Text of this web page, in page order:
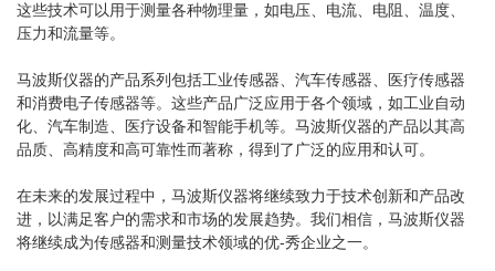
这些技术可以用于测量各种物理量，如电压、电流、电阻、温度、
压力和流量等。
马波斯仪器的产品系列包括工业传感器、汽车传感器、医疗传感器
和消费电子传感器等。这些产品广泛应用于各个领域，如工业自动
化、汽车制造、医疗设备和智能手机等。马波斯仪器的产品以其高
品质、高精度和高可靠性而著称，得到了广泛的应用和认可。
在未来的发展过程中，马波斯仪器将继续致力于技术创新和产品改
进，以满足客户的需求和市场的发展趋势。我们相信，马波斯仪器
将继续成为传感器和测量技术领域的优-秀企业之一。